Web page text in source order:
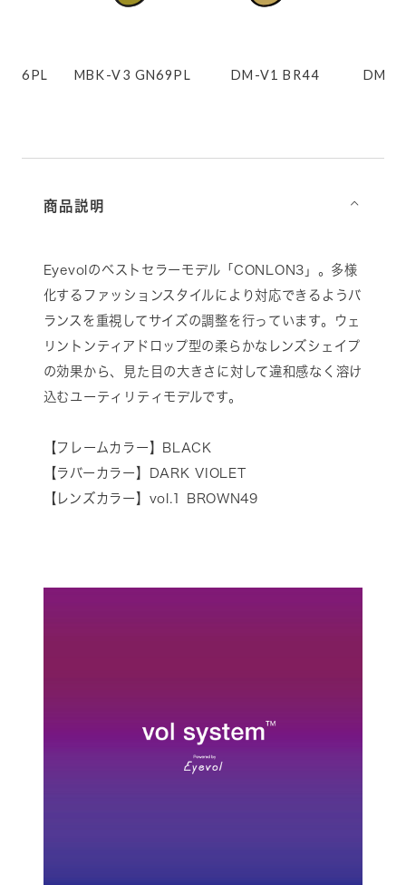
MBK-V3 GN69PL DM-V1 BR44 DM-
商品説明 ⌵
Eyevolのベストセラーモデル「CONLON3」。多様
化するファッションスタイルにより対応できるようバ
ランスを重視してサイズの調整を行っています。ウェ
リントンティアドロップ型の柔らかなレンズシェイプ
の効果から、見た目の大きさに対して違和感なく溶け
込むユーティリティモデルです。
【フレームカラー】BLACK
【ラバーカラー】DARK VIOLET
【レンズカラー】vol.1 BROWN49